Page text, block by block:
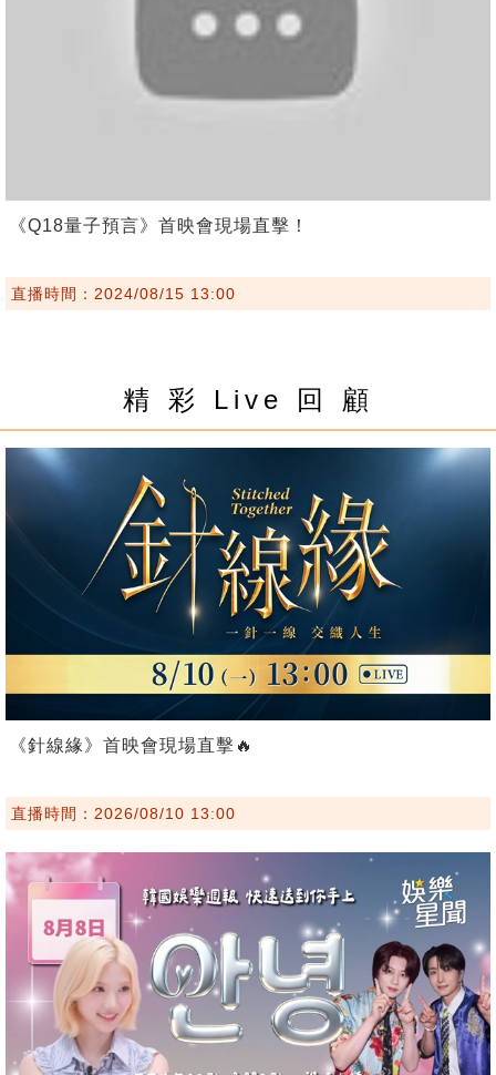
《Q18量子預言》首映會現場直擊！
直播時間：2024/08/15 13:00
精 彩 Live 回 顧
《針線緣》首映會現場直擊🔥
直播時間：2026/08/10 13:00